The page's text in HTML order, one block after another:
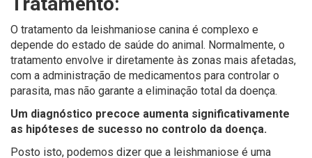
O tratamento da leishmaniose canina é complexo e
depende do estado de saúde do animal. Normalmente, o
tratamento envolve ir diretamente às zonas mais afetadas,
com a administração de medicamentos para controlar o
parasita, mas não garante a eliminação total da doença.
Um diagnóstico precoce aumenta significativamente
as hipóteses de sucesso no controlo da doença.
Posto isto, podemos dizer que a leishmaniose é uma